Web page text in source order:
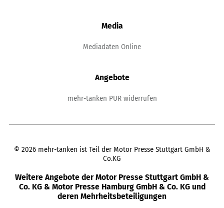
Media
Mediadaten Online
Angebote
mehr-tanken PUR widerrufen
© 2026 mehr-tanken ist Teil der Motor Presse Stuttgart GmbH &
Co.KG
Weitere Angebote der Motor Presse Stuttgart GmbH &
Co. KG & Motor Presse Hamburg GmbH & Co. KG und
deren Mehrheitsbeteiligungen